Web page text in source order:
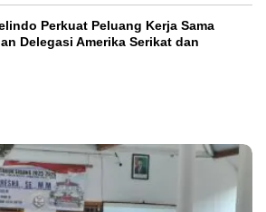
Perkuat Peluang Kerja Sama
Delegasi Amerika Serikat dan